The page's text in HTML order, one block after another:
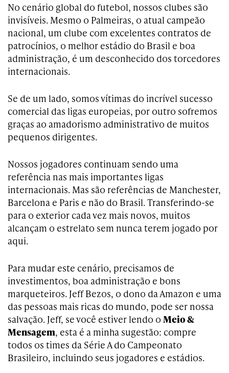
No cenário global do futebol, nossos clubes são
invisíveis. Mesmo o Palmeiras, o atual campeão
nacional, um clube com excelentes contratos de
patrocínios, o melhor estádio do Brasil e boa
administração, é um desconhecido dos torcedores
internacionais.
Se de um lado, somos vítimas do incrível sucesso
comercial das ligas europeias, por outro sofremos
graças ao amadorismo administrativo de muitos
pequenos dirigentes.
Nossos jogadores continuam sendo uma
referência nas mais importantes ligas
internacionais. Mas são referências de Manchester,
Barcelona e Paris e não do Brasil. Transferindo-se
para o exterior cada vez mais novos, muitos
alcançam o estrelato sem nunca terem jogado por
aqui.
Para mudar este cenário, precisamos de
investimentos, boa administração e bons
marqueteiros. Jeff Bezos, o dono da Amazon e uma
das pessoas mais ricas do mundo, pode ser nossa
salvação. Jeff, se você estiver lendo o Meio &
Mensagem, esta é a minha sugestão: compre
todos os times da Série A do Campeonato
Brasileiro, incluindo seus jogadores e estádios.